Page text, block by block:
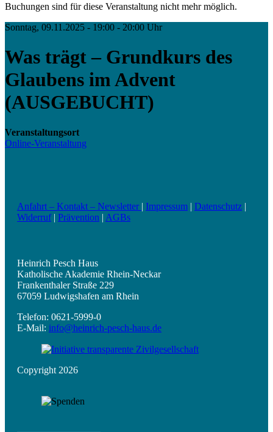
Buchungen sind für diese Veranstaltung nicht mehr möglich.
Sonntag, 09.11.2025 - 19:00 - 20:00 Uhr
Was trägt – Grundkurs des
Glaubens im Advent
(AUSGEBUCHT)
Veranstaltungsort
Online-Veranstaltung
Anfahrt – Kontakt – Newsletter | Impressum | Datenschutz |
Widerruf| Prävention | AGBs
Heinrich Pesch Haus
Katholische Akademie Rhein-Neckar
Frankenthaler Straße 229
67059 Ludwigshafen am Rhein
Telefon: 0621-5999-0
E-Mail: info@heinrich-pesch-haus.de
Copyright 2026